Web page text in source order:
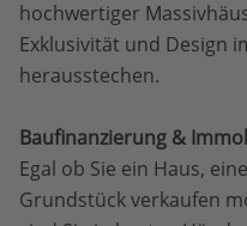
hochwertiger
Exklusivität und Design
herausstechen.
Baufinanzierung &
Egal ob Sie ein Haus,
Grundstück verkaufen